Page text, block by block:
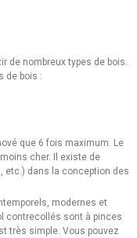
de nombreux types de bois.
de bois :
que 6 fois maximum. Le
cher. Il existe de
etc.) dans la conception des
modernes et
contrecollés sont à pinces
très simple. Vous pouvez